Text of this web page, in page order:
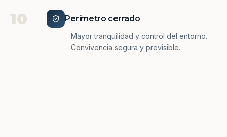
10 Perímetro cerrado
Mayor tranquilidad y control del entorno.
Convivencia segura y previsible.